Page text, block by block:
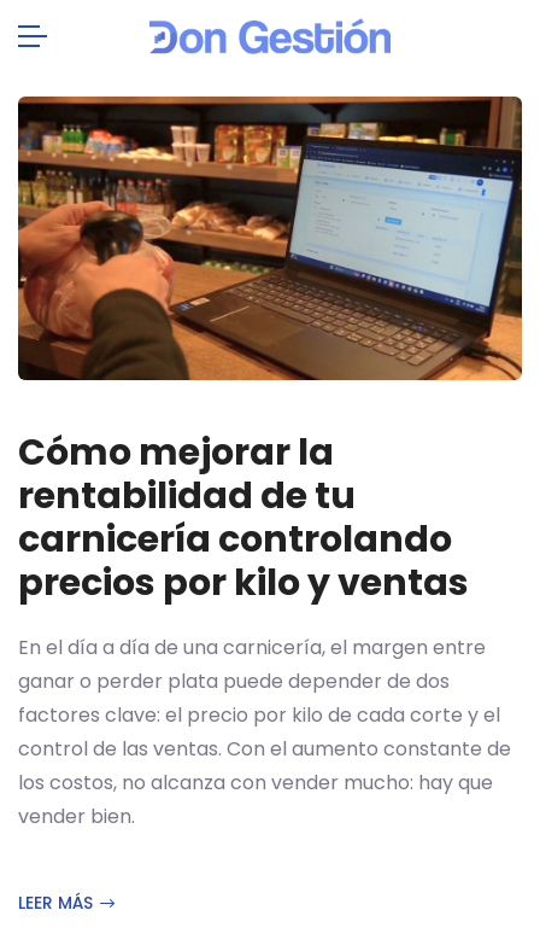
Cómo mejorar la
rentabilidad de tu
carnicería controlando
precios por kilo y ventas
En el día a día de una carnicería, el margen entre
ganar o perder plata puede depender de dos
factores clave: el precio por kilo de cada corte y el
control de las ventas. Con el aumento constante de
los costos, no alcanza con vender mucho: hay que
vender bien.
LEER MÁS